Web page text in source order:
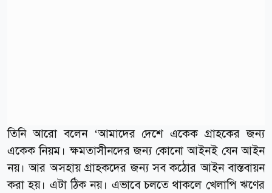
তিনি আরো বলেন ‘আমাদের দেশে একেক গ্রাহকের জন্য
একেক নিয়ম। ক্ষমতাসীনদের জন্য কোনো আইনই যেন আইন
নয়। আর অসহায় গ্রাহকদের জন্য সব কঠোর আইন বাস্তবায়ন
করা হয়। এটা ঠিক নয়। এভাবে চলতে থাকলে খেলাপি ঋণের